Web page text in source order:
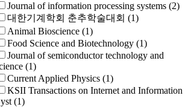
Journal of information processing systems (2)
대한기계학회 춘추학술대회 (1)
Animal Bioscience (1)
Food Science and Biotechnology (1)
Journal of semiconductor technology and
(1)
Current Applied Physics (1)
KSII Transactions on Internet and Information
(1)